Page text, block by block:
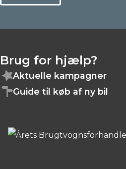
Brug for hjælp?
Aktuelle kampagner
Guide til køb af ny bil